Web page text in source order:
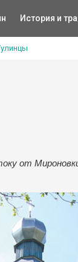
История и
от